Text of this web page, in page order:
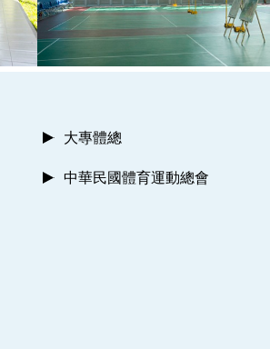
大專體總
中華民國體育運動總會